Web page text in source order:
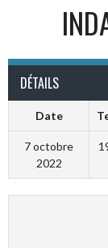
DÉTAILS
Date
7 octobre
2022